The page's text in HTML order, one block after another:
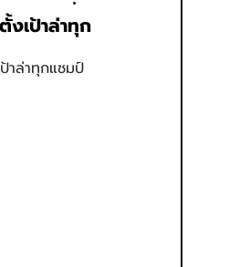
เป้าล่าทุก
าล่าทุกแชมป์